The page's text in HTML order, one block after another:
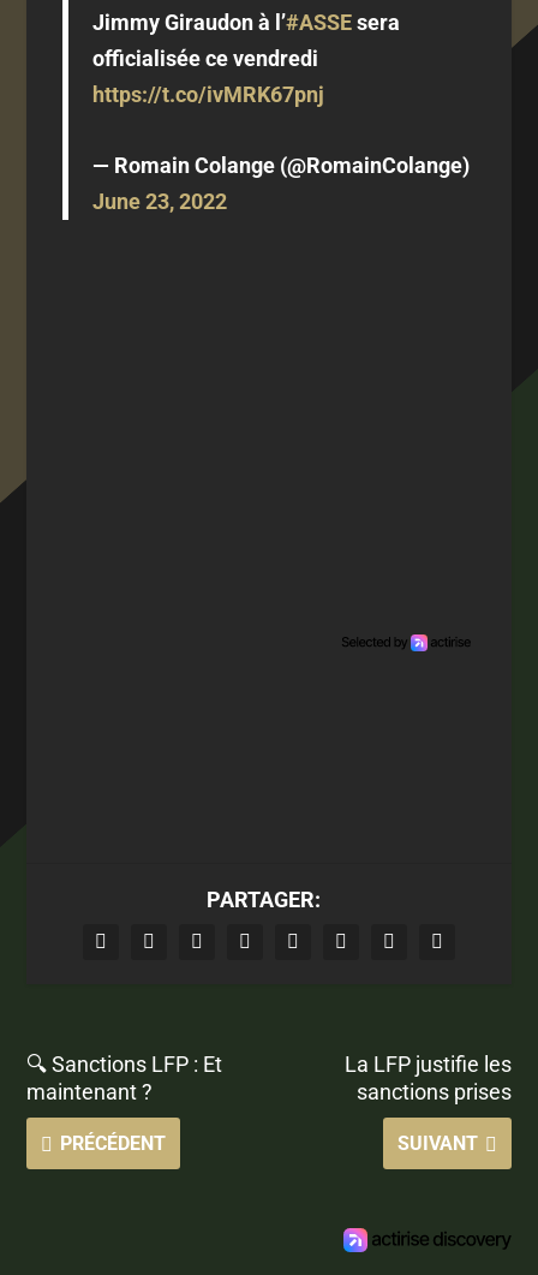
Jimmy Giraudon à l’#ASSEsera
officialisée ce vendredi
https://t.co/ivMRK67pnj
— Romain Colange (@RomainColange)
June 23, 2022
PARTAGER:
🔍 Sanctions LFP : Et
maintenant ?
PRÉCÉDENT
La LFP justifie les
sanctions prises
SUIVANT